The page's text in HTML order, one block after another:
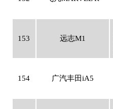
153 远志M1
154 广汽丰田iA5